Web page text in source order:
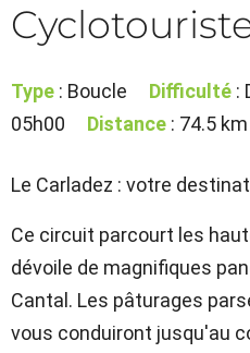
Type : Boucle Difficulté :
05h00
Distance : 74.5 km
Le Carladez : votre
Ce circuit parcourt les
dévoile de magnifiques
Cantal. Les pâturages
vous conduiront jusqu'au